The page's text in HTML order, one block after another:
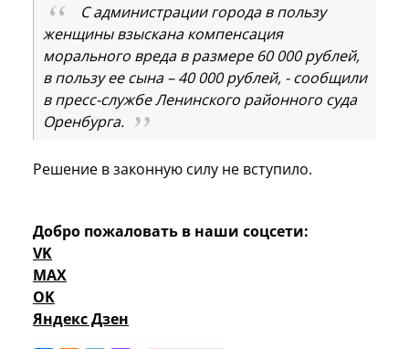
С администрации города в пользу
женщины взыскана компенсация
морального вреда в размере 60 000 рублей,
в пользу ее сына – 40 000 рублей, - сообщили
в пресс-службе Ленинского районного суда
Оренбурга.
Решение в законную силу не вступило.
Добро пожаловать в наши соцсети:
VK
MAX
OK
Яндекс Дзен